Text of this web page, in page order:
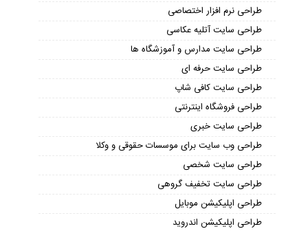
طراحی نرم افزار اختصاصی
طراحی سایت آتلیه عکاسی
طراحی سایت مدارس و آموزشگاه ها
طراحی سایت حرفه ای
طراحی سایت کافی شاپ
طراحی فروشگاه اینترنتی
طراحی سایت خبری
طراحی وب سایت برای موسسات حقوقی و وکلا
طراحی سایت شخصی
طراحی سایت تخفیف گروهی
طراحی اپلیکیشن موبایل
طراحی اپلیکیشن اندروید